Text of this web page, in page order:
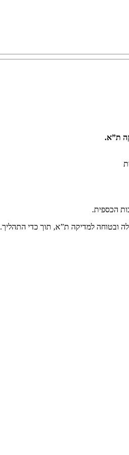
ת”א.
ובטוחה למדיקה ת”א, תוך כדי התהליך.